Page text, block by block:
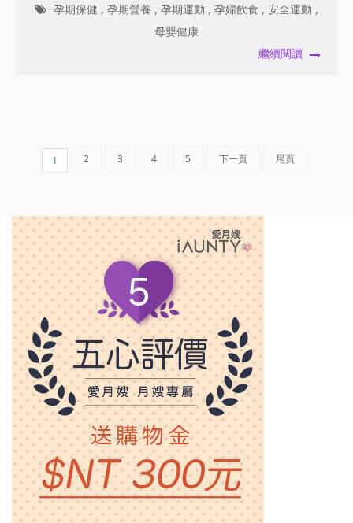
孕期保健 , 孕期營養 , 孕期運動 , 孕婦飲食 , 安全運動 ,
母嬰健康
繼續閱讀
1 2 3 4 5 下一頁 尾頁